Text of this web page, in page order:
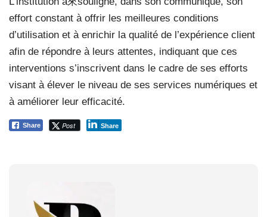
effort constant à offrir les meilleures conditions
d’utilisation et à enrichir la qualité de l’expérience client
afin de répondre à leurs attentes, indiquant que ces
interventions s’inscrivent dans le cadre de ses efforts
visant à élever le niveau de ses services numériques et
à améliorer leur efficacité.
Share Post Share